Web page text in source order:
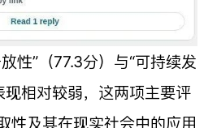
性”（77.3分）与“可持续发
现相对较弱，这两项主要评
性及其在现实社会中的应用